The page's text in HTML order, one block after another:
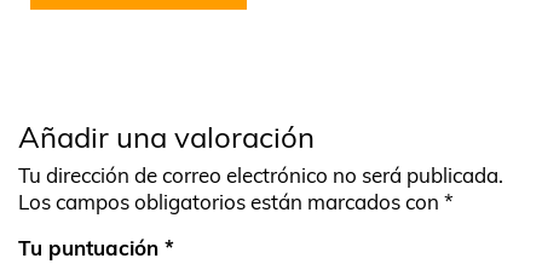
Añadir una valoración
Tu dirección de correo electrónico no será publicada.
Los campos obligatorios están marcados con *
Tu puntuación *